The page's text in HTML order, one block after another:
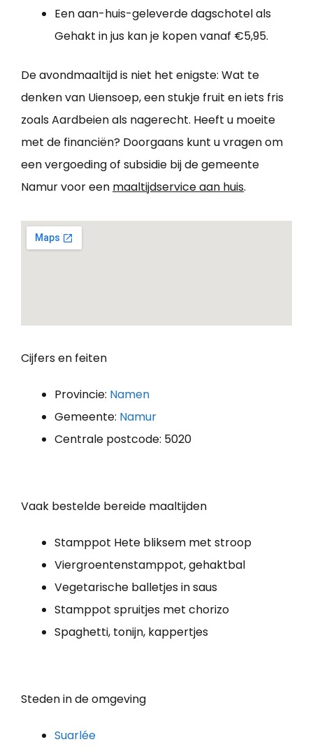
Een aan-huis-geleverde dagschotel als
Gehakt in jus kan je kopen vanaf €5,95.
De avondmaaltijd is niet het enigste: Wat te
denken van Uiensoep, een stukje fruit en iets fris
zoals Aardbeien als nagerecht. Heeft u moeite
met de financiën? Doorgaans kunt u vragen om
een vergoeding of subsidie bij de gemeente
Namur voor een maaltijdservice aan huis.
Cijfers en feiten
Provincie: Namen
Gemeente: Namur
Centrale postcode: 5020
Vaak bestelde bereide maaltijden
Stamppot Hete bliksem met stroop
Viergroentenstamppot, gehaktbal
Vegetarische balletjes in saus
Stamppot spruitjes met chorizo
Spaghetti, tonijn, kappertjes
Steden in de omgeving
Suarlée